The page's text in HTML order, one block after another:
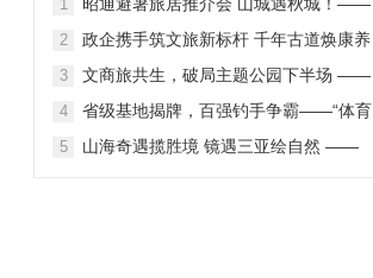
1
2
政企携手筑文旅新标杆 千年古道焕康养
3
文商旅共生，破局主题公园下半场 ——
在苏圆满举办
4
省级基地揭牌，百强钓手争霸——“体育
5
山海奇遇揽胜境 镜遇三亚绘自然 ——